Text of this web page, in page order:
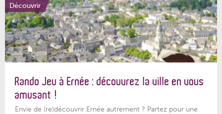
Découvrir
Rando Jeu à Ernée : découvrez la ville en vous
amusant !
Envie de (re)découvrir Ernée autrement ? Partez pour une